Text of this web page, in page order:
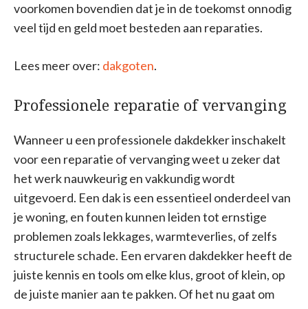
voorkomen bovendien dat je in de toekomst onnodig
veel tijd en geld moet besteden aan reparaties.
Lees meer over: dakgoten.
Professionele reparatie of vervanging
Wanneer u een professionele dakdekker inschakelt
voor een reparatie of vervanging weet u zeker dat
het werk nauwkeurig en vakkundig wordt
uitgevoerd. Een dak is een essentieel onderdeel van
je woning, en fouten kunnen leiden tot ernstige
problemen zoals lekkages, warmteverlies, of zelfs
structurele schade. Een ervaren dakdekker heeft de
juiste kennis en tools om elke klus, groot of klein, op
de juiste manier aan te pakken. Of het nu gaat om